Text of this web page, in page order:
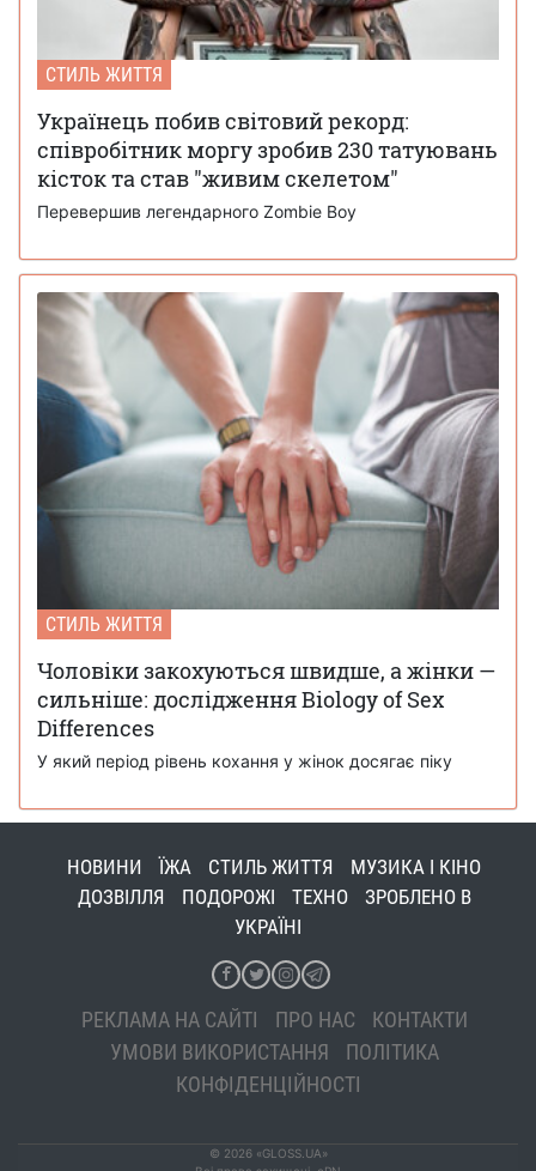
СТИЛЬ ЖИТТЯ
Українець побив світовий рекорд:
співробітник моргу зробив 230 татуювань
кісток та став "живим скелетом"
Перевершив легендарного Zombie Boy
СТИЛЬ ЖИТТЯ
Чоловіки закохуються швидше, а жінки —
сильніше: дослідження Biology of Sex
Differences
У який період рівень кохання у жінок досягає піку
НОВИНИ ЇЖА СТИЛЬ ЖИТТЯ
МУЗИКА І КІНО
ДОЗВІЛЛЯ
ПОДОРОЖІ ТЕХНО
ЗРОБЛЕНО В
УКРАЇНІ
РЕКЛАМА НА САЙТІ ПРО НАС
КОНТАКТИ
УМОВИ ВИКОРИСТАННЯ
ПОЛІТИКА
КОНФІДЕНЦІЙНОСТІ
© 2026 «GLOSS.UA»